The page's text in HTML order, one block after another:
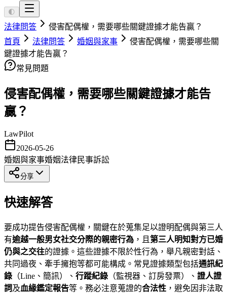
🌓
法律問答
侵害配偶權，需要哪些關鍵證據才能告贏？
首頁
法律問答 婚姻與家事
侵害配偶權，需要哪些關
鍵證據才能告贏？
常見問題
侵害配偶權，需要哪些關鍵證據才能告
贏？
LawPilot
2026-05-26
婚姻與家事婚姻法律民事訴訟
分享
快速解答
要成功提告侵害配偶權，關鍵在於蒐集足以證明配偶與第三人
有逾越一般男女社交分際的親密行為 ，且 第三人明知對方已婚
仍與之交往的證據。這些證據不限於性行為，舉凡親密對話、
共同過夜、牽手擁抱等都可能構成。常見證據類型包括通訊紀
錄 （Line、簡訊）、 行蹤紀錄 （監視器、訂房發票）、 證人證
詞及血緣鑑定報告等。務必注意蒐證的合法性 ，避免因非法取